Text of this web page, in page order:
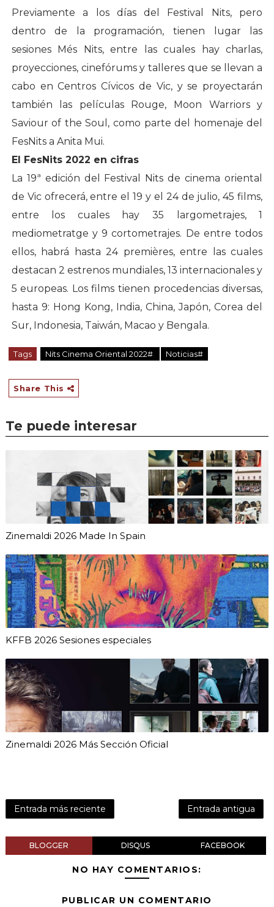
Previamente a los días del Festival Nits, pero
dentro de la programación, tienen lugar las
sesiones Més Nits, entre las cuales hay charlas,
proyecciones, cinefórums y talleres que se llevan a
cabo en Centros Cívicos de Vic, y se proyectarán
también las películas Rouge, Moon Warriors y
Saviour of the Soul, como parte del homenaje del
FesNits a Anita Mui.
El FesNits 2022 en cifras
La 19ª edición del Festival Nits de cinema oriental
de Vic ofrecerá, entre el 19 y el 24 de julio, 45 films,
entre los cuales hay 35 largometrajes, 1
mediometratge y 9 cortometrajes. De entre todos
ellos, habrá hasta 24 premières, entre las cuales
destacan 2 estrenos mundiales, 13 internacionales y
5 europeas. Los films tienen procedencias diversas,
hasta 9: Hong Kong, India, China, Japón, Corea del
Sur, Indonesia, Taiwán, Macao y Bengala.
Tags Nits Cinema Oriental 2022# Noticias#
Share This
Te puede interesar
Zinemaldi 2026 Made In Spain
KFFB 2026 Sesiones especiales
Zinemaldi 2026 Más Sección Oficial
Entrada más reciente Entrada antigua
BLOGGER DISQUS FACEBOOK
NO HAY COMENTARIOS:
PUBLICAR UN COMENTARIO